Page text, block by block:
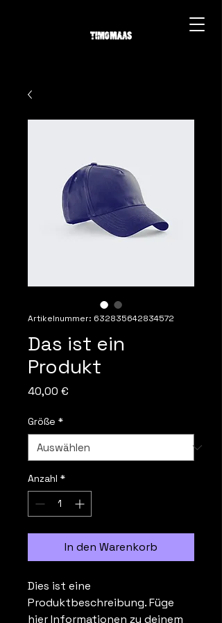
Artikelnummer: 632835642834572
Das ist ein
Produkt
40,00 €
Größe *
Anzahl *
In den Warenkorb
Dies ist eine
Produktbeschreibung. Füge
hier Informationen zu deinem